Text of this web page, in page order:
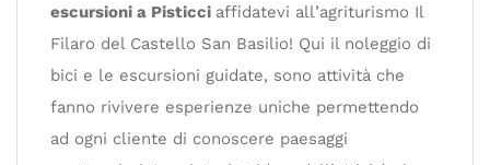
escursioni a Pisticci affidatevi all’agriturismo Il
Filaro del Castello San Basilio! Qui il noleggio di
bici e le escursioni guidate, sono attività che
fanno rivivere esperienze uniche permettendo
ad ogni cliente di conoscere paesaggi